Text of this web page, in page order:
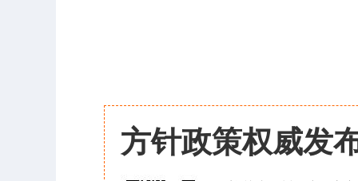
方针政策权威发